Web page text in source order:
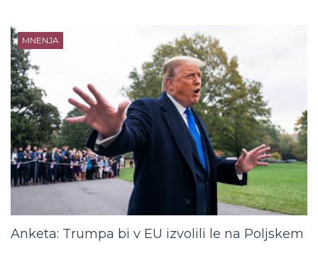
MNENJA
Anketa: Trumpa bi v EU izvolili le na Poljskem